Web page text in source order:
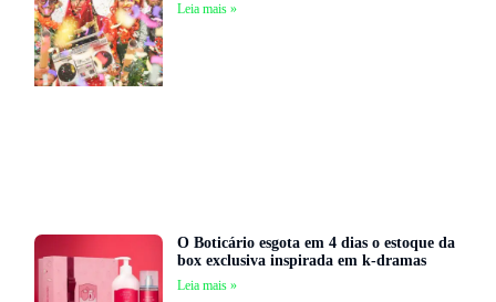
Leia mais »
O Boticário esgota em 4 dias o estoque da
box exclusiva inspirada em k-dramas
Leia mais »